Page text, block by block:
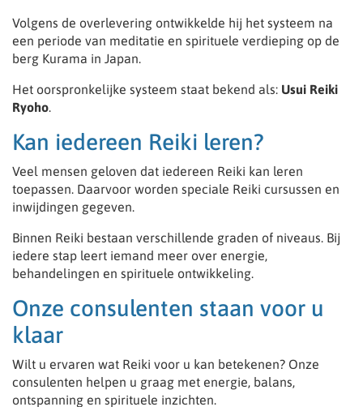
Volgens de overlevering ontwikkelde hij het systeem na
een periode van meditatie en spirituele verdieping op de
berg Kurama in Japan.
Het oorspronkelijke systeem staat bekend als: Usui Reiki
Ryoho
Kan iedereen Reiki leren?
Veel mensen geloven dat iedereen Reiki kan leren
toepassen. Daarvoor worden speciale Reiki cursussen en
inwijdingen gegeven.
Binnen Reiki bestaan verschillende graden of niveaus. Bij
iedere stap leert iemand meer over energie,
behandelingen en spirituele ontwikkeling.
Onze consulenten staan voor u
klaar
Wilt u ervaren wat Reiki voor u kan betekenen? Onze
consulenten helpen u graag met energie, balans,
ontspanning en spirituele inzichten.